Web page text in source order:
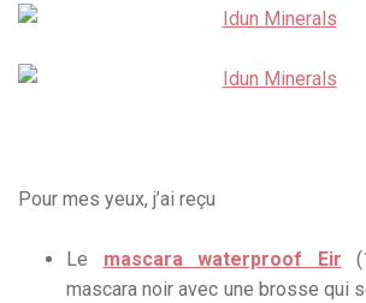
Pour mes yeux, j’ai reçu
Le mascara waterproof Eir
mascara noir avec une brosse qui